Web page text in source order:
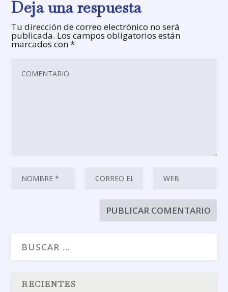
Deja una respuesta
Tu dirección de correo electrónico no será
publicada. Los campos obligatorios están
marcados con*
RECIENTES